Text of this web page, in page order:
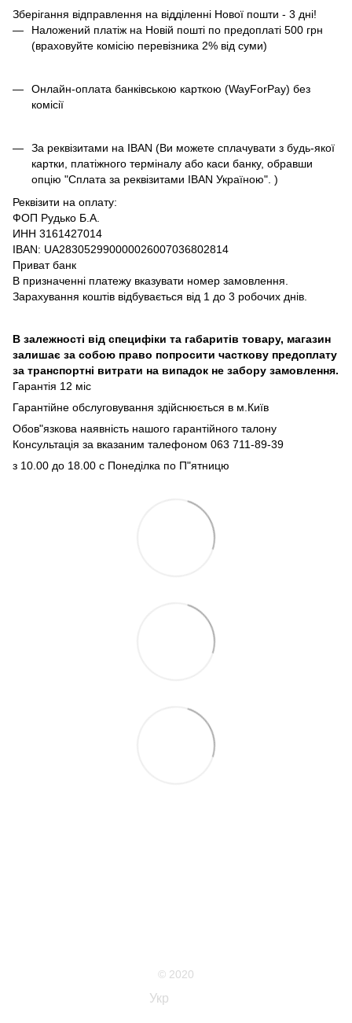
Зберігання відправлення на відділенні Нової пошти - 3 дні!
Наложений платіж на Новій пошті по предоплаті 500 грн
(враховуйте комісію перевізника 2% від суми)
Онлайн-оплата банківською карткою (WayForPay) без
комісії
За реквізитами на IBAN (Ви можете сплачувати з будь-якої
картки, платіжного терміналу або каси банку, обравши
опцію "Сплата за реквізитами IBAN Україною". )
Реквізити на оплату:
ФОП Рудько Б.А.
ИНН 3161427014
IBAN: UA283052990000026007036802814
Приват банк
В призначенні платежу вказувати номер замовлення.
Зарахування коштів відбувається від 1 до 3 робочих днів.
В залежності від специфіки та габаритів товару, магазин
залишає за собою право попросити часткову предоплату
за транспортні витрати на випадок не забору замовлення.
Гарантія 12 міс
Гарантійне обслуговування здійснюється в м.Київ
Обов"язкова наявність нашого гарантійного талону
Консультація за вказаним талефоном 063 711-89-39
з 10.00 до 18.00 с Понеділка по П"ятницю
© 2020
Укр